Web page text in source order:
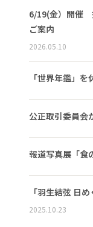
6/19(金）開催
ご案内
2026.05.10
「世界年鑑」
公正取引委員会
報道写真展「食
「羽生結弦 日
2025.10.23